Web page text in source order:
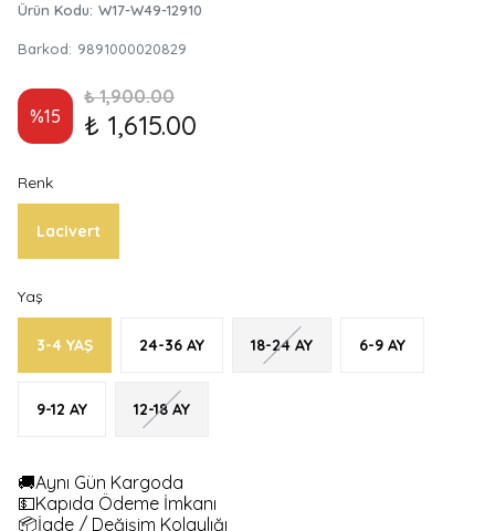
Ürün Kodu: W17-W49-12910
Barkod: 9891000020829
%15
₺ 1,900.00
₺ 1,615.00
Renk
Lacivert
Yaş
3-4 YAŞ 24-36 AY 18-24 AY 6-9 AY
9-12 AY 12-18 AY
🚚Aynı Gün Kargoda
💵Kapıda Ödeme İmkanı
📦İade / Değişim Kolaylığı